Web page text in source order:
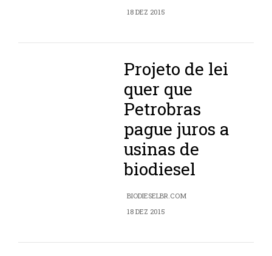
18 DEZ 2015
Projeto de lei
quer que
Petrobras
pague juros a
usinas de
biodiesel
BIODIESELBR.COM
18 DEZ 2015